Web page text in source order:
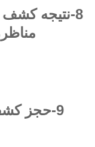
8-نتيجه
9-حجز كشف معاش تكافل وكرامه